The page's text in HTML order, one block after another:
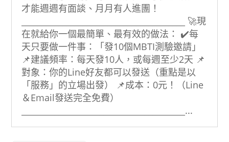
才能週週有面談、月月有人進團！
________________________________________ 🚀現
在就給你一個最簡單、最有效的做法： ✔️每
天只要做一件事：「發10個MBTI測驗邀請」
📌建議頻率：每天發10人，或每週至少2天 📌
對象：你的Line好友都可以發送（重點是以
「服務」的立場出發） 📌成本：0元！（Line
＆Email發送完全免費）
________________________________________...